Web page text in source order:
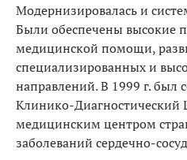
Модернизировалась и
Были обеспечены высокие
медицинской помощи,
специализированных и
направлений. В 1999 г. был
Клинико-
медицинским центром
заболеваний сердечно-